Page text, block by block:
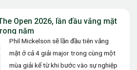
Open 2026, lần đầu vắng mặt
năm
Phil Mickelson sẽ lần đầu tiên vắng
mặt ở cả 4 giải major trong cùng một
mùa giải kể từ khi bước vào sự nghiệp